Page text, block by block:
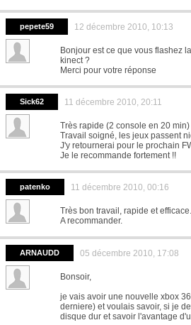
pepete59 12 décembre 2010, 10:13
Bonjour est ce que vous flashez
kinect ?
Merci pour votre réponse
Sick62 11 décembre 2010, 20:11
Très rapide (2 console en 20 min)
Travail soigné, les jeux passent
J'y retournerai pour le prochain
Je le recommande fortement !!
patenko 11 décembre 2010, 00:16
Très bon travail, rapide et
A recommander.
ARNAUDD 05 décembre 2010, 17:08
Bonsoir,
je vais avoir une nouvelle xbox
derniere) et voulais savoir, si je
disque dur et savoir l'avantage